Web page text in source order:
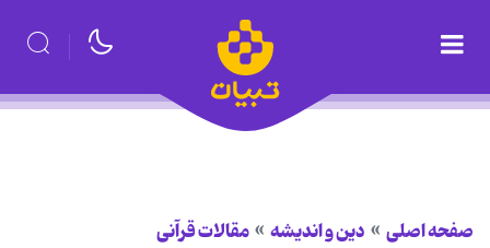
صفحه اصلی دین و اندیشه مقالات قرآنی